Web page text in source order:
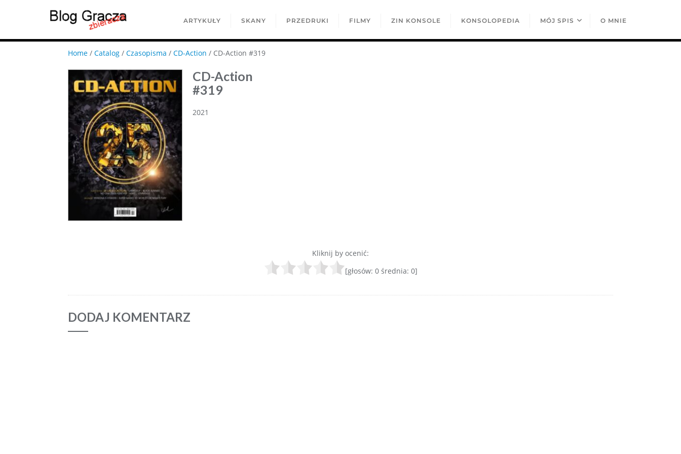
ARTYKUŁY SKANY PRZEDRUKI FILMY ZIN KONSOLE KONSOLOPEDIA MÓJ SPIS O MNIE
Home /Catalog /Czasopisma /CD-Action / CD-Action #319
CD-Action
#319
2021
Kliknij by ocenić:
[głosów: 0średnia: 0]
DODAJ KOMENTARZ